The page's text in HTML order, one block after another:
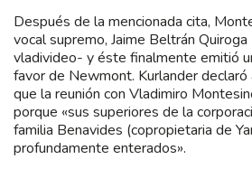
Después de la mencionada cita,
vocal supremo, Jaime Beltrán
vladivideo- y éste finalmente emitió
favor de Newmont. Kurlander
que la reunión con Vladimiro
porque «sus superiores de la
familia Benavides (copropietaria de
profundamente enterados».